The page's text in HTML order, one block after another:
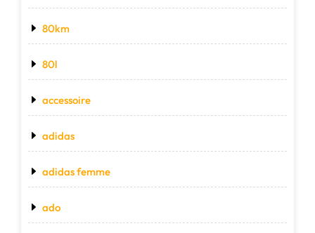
80km
80l
accessoire
adidas
adidas femme
ado